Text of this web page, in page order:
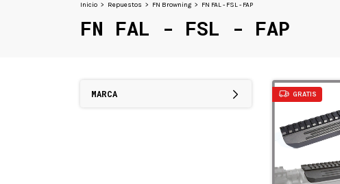
Inicio > Repuestos > FN Browning > FN FAL - FSL - FAP
FN FAL - FSL - FAP
MARCA GRATIS